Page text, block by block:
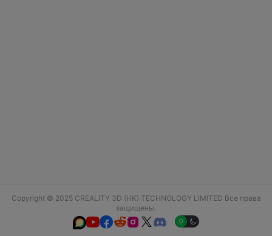
Copyright © 2025 CREALITY 3D (HK) TECHNOLOGY LIMITED Все права
защищены.
  